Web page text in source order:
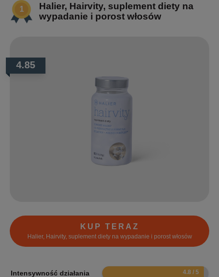
Halier, Hairvity, suplement diety na
wypadanie i porost włosów
4.85
KUP TERAZ
Halier, Hairvity, suplement diety na wypadanie i porost włosów
Intensywność działania 9.6